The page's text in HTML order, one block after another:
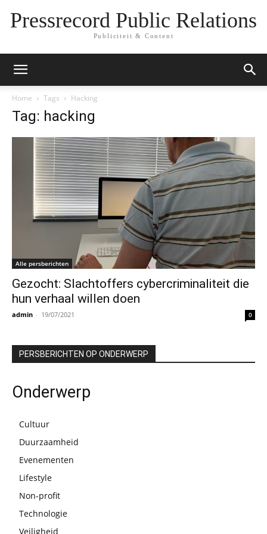
Pressrecord Public Relations
Publiciteit & Content
Home Tags Hacking
Tag: hacking
Alle persberichten
Gezocht: Slachtoffers cybercriminaliteit die
hun verhaal willen doen
admin - 19/07/2021 0
PERSBERICHTEN OP ONDERWERP
Onderwerp
Cultuur
Duurzaamheid
Evenementen
Lifestyle
Non-profit
Technologie
Veiligheid